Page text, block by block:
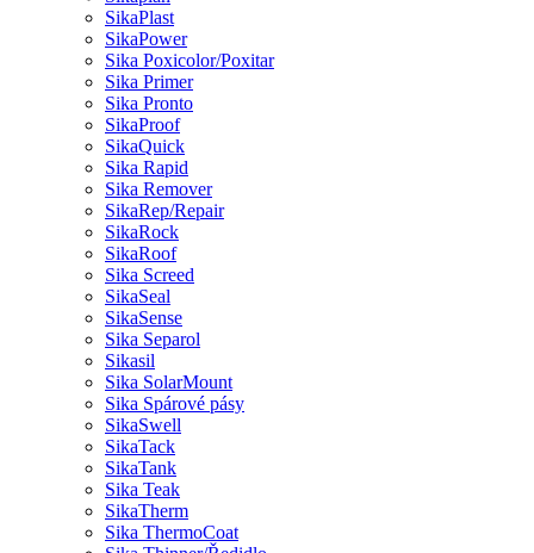
SikaPlast
SikaPower
Sika Poxicolor/Poxitar
Sika Primer
Sika Pronto
SikaProof
SikaQuick
Sika Rapid
Sika Remover
SikaRep/Repair
SikaRock
SikaRoof
Sika Screed
SikaSeal
SikaSense
Sika Separol
Sikasil
Sika SolarMount
Sika Spárové pásy
SikaSwell
SikaTack
SikaTank
Sika Teak
SikaTherm
Sika ThermoCoat